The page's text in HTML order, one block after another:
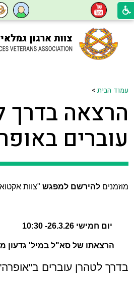
עמוד הבית>
הרצאה בדרך
עוברים
מוזמנים להירשם למפגש "צוות
יום חמישי 26.3.26- 10:30
הרצאתו של סא"ל במיל' גדעון
בדרך לטהרן עוברים